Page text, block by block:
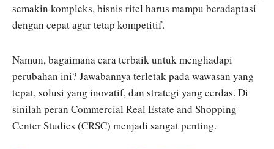
semakin kompleks, bisnis ritel harus mampu beradaptasi
dengan cepat agar tetap kompetitif.
Namun, bagaimana cara terbaik untuk menghadapi
perubahan ini? Jawabannya terletak pada wawasan yang
tepat, solusi yang inovatif, dan strategi yang cerdas. Di
sinilah peran Commercial Real Estate and Shopping
Center Studies (CRSC) menjadi sangat penting.